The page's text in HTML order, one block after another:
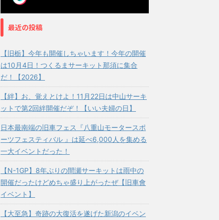
最近の投稿
【旧栃】今年も開催しちゃいます！今年の開催
は10月4日！つくるまサーキット那須に集合
だ！【2026】
【絆】お、覚えとけよ！11月22日は中山サーキ
ットで第2回絆開催だぞ！【いい夫婦の日】
日本最南端の旧車フェス『八重山モータースポ
ーツフェスティバル 』は延べ6,000人を集める
一大イベントだった！
【N-1GP】8年ぶりの間瀬サーキットは雨中の
開催だったけどめちゃ盛り上がったぜ【旧車會
イベント】
【大至急】奇跡の大復活を遂げた新潟のイベン